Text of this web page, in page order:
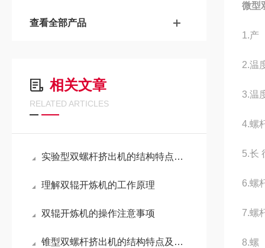
查看全部产品
相关文章
RELATED ARTICLES
实验型双螺杆挤出机的结构特点及应用领域
理解双辊开炼机的工作原理
双辊开炼机的操作注意事项
锥型双螺杆挤出机的结构特点及使用注意事项
微型
1.产
2.温
3.温
4.螺
5.长
6.螺
7.螺
8.螺